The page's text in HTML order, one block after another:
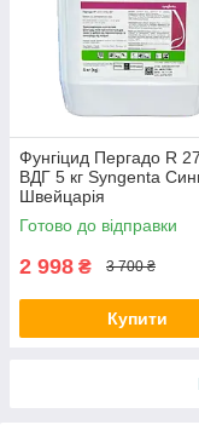
Фунгіцид Пергадо R
ВДГ 5 кг Syngenta
Швейцарія
Готово до відправки
2 998 ₴ 3 700 ₴
Купити